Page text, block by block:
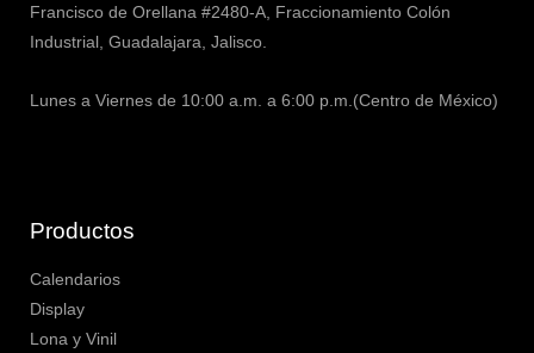
Francisco de Orellana #2480-A, Fraccionamiento Colón
Industrial, Guadalajara, Jalisco.
Lunes a Viernes de 10:00 a.m. a 6:00 p.m.(Centro de México)
Productos
Calendarios
Display
Lona y Vinil